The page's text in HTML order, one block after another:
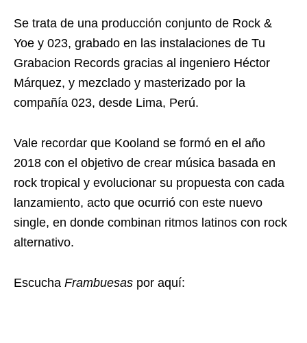
Se trata de una producción conjunto de Rock &
Yoe y 023, grabado en las instalaciones de Tu
Grabacion Records gracias al ingeniero Héctor
Márquez, y mezclado y masterizado por la
compañía 023, desde Lima, Perú.
Vale recordar que Kooland se formó en el año
2018 con el objetivo de crear música basada en
rock tropical y evolucionar su propuesta con cada
lanzamiento, acto que ocurrió con este nuevo
single, en donde combinan ritmos latinos con rock
alternativo.
Escucha Frambuesas por aquí: